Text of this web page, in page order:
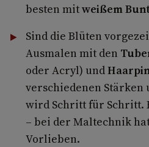
besten mitweißem
Sind die Blüten
Ausmalen mit den
oder Acryl) und
verschiedenen Stärken
wird Schritt für Schritt.
– bei der Maltechnik
Vorlieben.